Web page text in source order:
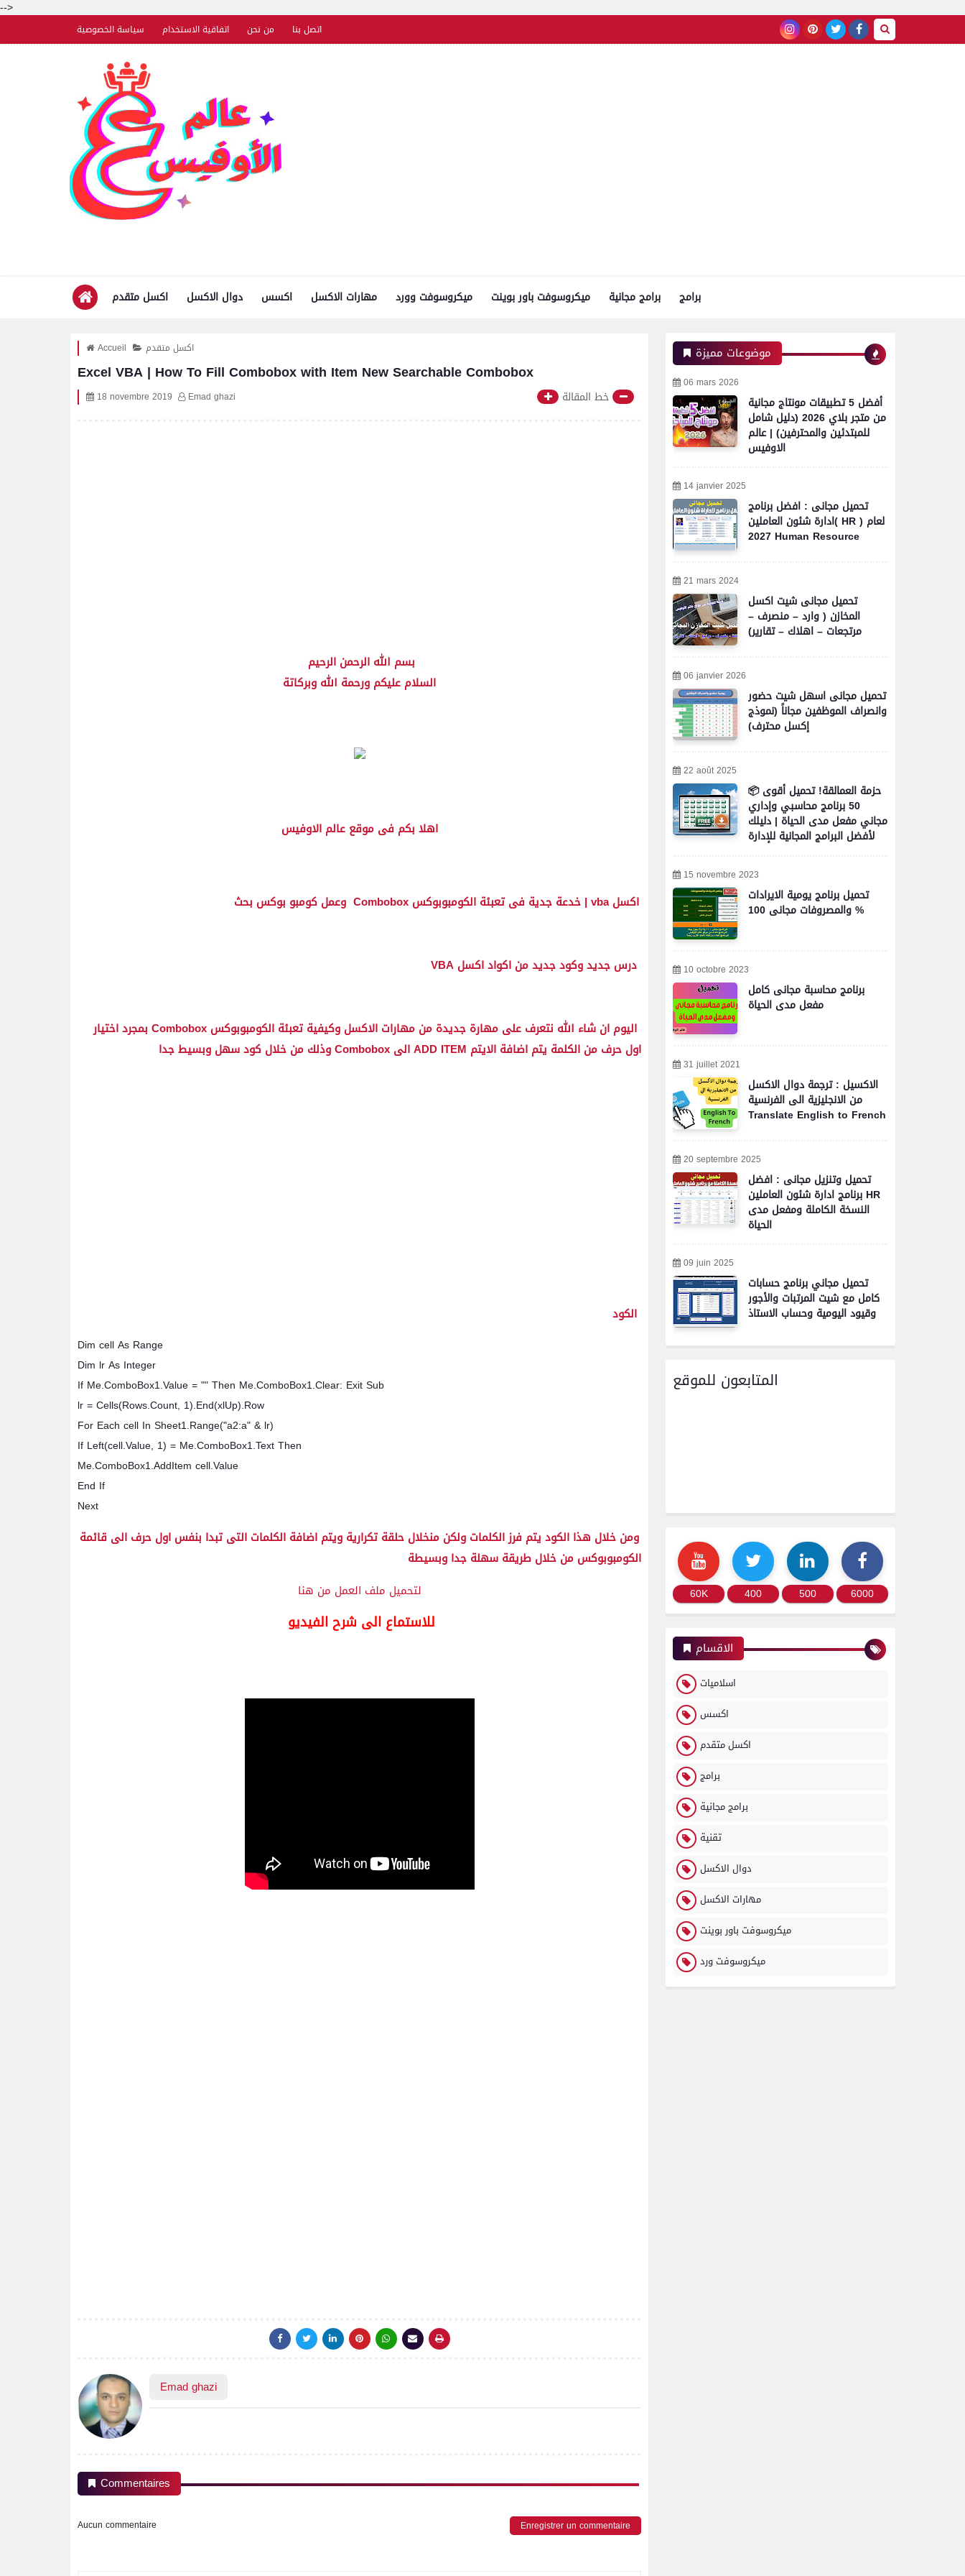
-->
سياسة الخصوصية اتفاقية الاستخدام من نحن اتصل بنا
اكسل متقدم دوال الاكسل اكسس مهارات الاكسل ميكروسوفت وورد ميكروسوفت باور بوينت برامج مجانية برامج
Accueil اكسل متقدم
Excel VBA | How To Fill Combobox with Item New Searchable Combobox
18 novembre 2019 Emad ghazi خط المقالة
بسم الله الرحمن الرحيم
السلام عليكم ورحمة الله وبركاتة
اهلا بكم فى موقع عالم الاوفيس
اكسل vba | خدعة جدية فى تعبئة الكومبوبوكس Combobox وعمل كومبو بوكس بحث
درس جديد وكود جديد من اكواد اكسل VBA
اليوم ان شاء الله نتعرف على مهارة جديدة من مهارات الاكسل وكيفية تعبئة الكومبوبوكس Combobox بمجرد اختيار
اول حرف من الكلمة يتم اضافة الايتم ADD ITEM الى Combobox وذلك من خلال كود سهل وبسيط جدا
الكود
Dim cell As Range
Dim lr As Integer
If Me.ComboBox1.Value = "" Then Me.ComboBox1.Clear: Exit Sub
lr = Cells(Rows.Count, 1).End(xlUp).Row
For Each cell In Sheet1.Range("a2:a" & lr)
ومن خلال هذا الكود يتم فرز الكلمات ولكن منخلال حلقة تكرارية ويتم اضافة الكلمات التى تبدا بنفس اول حرف الى قائمة
الكومبوبوكس من خلال طريقة سهلة جدا وبسيطة
لتحميل ملف العمل من هنا
للاستماع الى شرح الفيديو
Emad ghazi
Commentaires
Aucun commentaire Enregistrer un commentaire
موضوعات مميزة
06 mars 2026
أفضل 5 تطبيقات مونتاج مجانية
من متجر بلاي 2026 (دليل شامل
للمبتدئين والمحترفين) | عالم
الاوفيس
14 janvier 2025
تحميل مجانى : افضل برنامج
ادارة شئون العاملين( HR ) لعام
2027 Human Resource
21 mars 2024
تحميل مجانى شيت اكسل
المخازن ( وارد – منصرف –
مرتجعات – اهلاك – تقارير)
06 janvier 2026
تحميل مجانى اسهل شيت حضور
وانصراف الموظفين مجاناً (نموذج
إكسل محترف)
22 août 2025
📦 حزمة العمالقة! تحميل أقوى
50 برنامج محاسبي وإداري
مجاني مفعل مدى الحياة | دليلك
لأفضل البرامج المجانية للإدارة
15 novembre 2023
تحميل برنامج يومية الايرادات
والمصروفات مجانى 100 %
10 octobre 2023
برنامج محاسبة مجانى كامل
مفعل مدى الحياة
31 juillet 2021
الاكسيل : ترجمة دوال الاكسل
من الانجليزية الى الفرنسية
Translate English to French
20 septembre 2025
تحميل وتنزيل مجانى : افضل
برنامج ادارة شئون العاملين HR
النسخة الكاملة ومفعل مدى
الحياة
09 juin 2025
تحميل مجاني برنامج حسابات
كامل مع شيت المرتبات والأجور
وقيود اليومية وحساب الاستاذ
المتابعون للموقع
60K 400 500 6000
الاقسام
اسلاميات
اكسس
اكسل متقدم
برامج
برامج مجانية
تقنية
دوال الاكسل
مهارات الاكسل
ميكروسوفت باور بوينت
ميكروسوفت ورد